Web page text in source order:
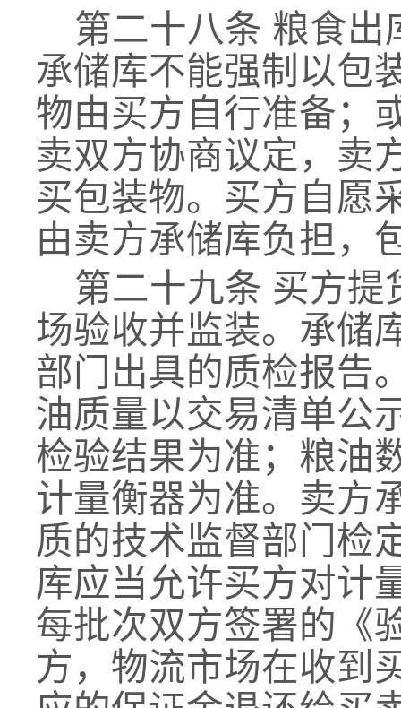
第二十八条 粮食出
承储库不能强制以包
物由买方自行准备；
卖双方协商议定，卖
买包装物。买方自愿
由卖方承储库负担，
第二十九条 买方提
场验收并监装。承储
部门出具的质检报告
油质量以交易清单公
检验结果为准；粮油
计量衡器为准。 卖方
质的技术监督部门检
库应当允许买方对计
每批次双方签署的《
方，物流市场在收到